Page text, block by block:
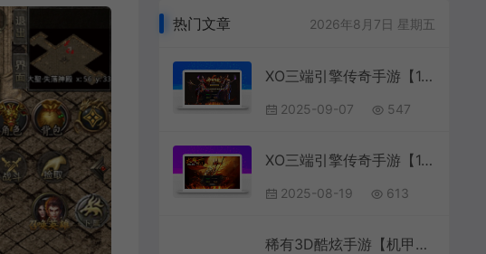
热门文章 2026年8月7日 星期五
XO三端引擎传奇手游【1.80帝王合击第二季】最新整理Win系服务端+PC安卓苹果三端+加密工具+详细搭建教程
2025-09-07 547
XO三端引擎传奇手游【1.80创世星王合击】最新整理Win系服务端+详细搭建教程
2025-08-19 613
稀有3D酷炫手游【机甲归来】最新整理Win半手工服务端+GM后台